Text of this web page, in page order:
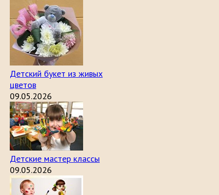
Детский букет из живых
цветов
09.05.2026
Детские мастер классы
09.05.2026